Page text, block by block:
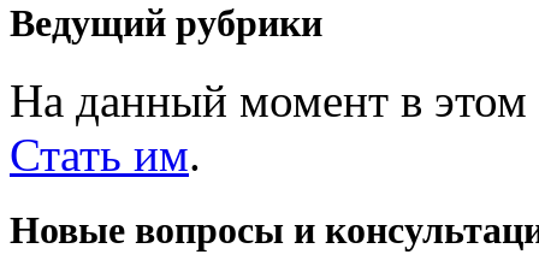
Ведущий рубрики
На данный момент в этом
Стать им.
Новые вопросы и